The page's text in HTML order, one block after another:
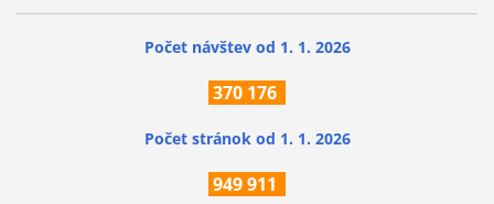
Počet návštev od 1. 1. 2026
370 176
Počet stránok od 1. 1. 2026
949 911